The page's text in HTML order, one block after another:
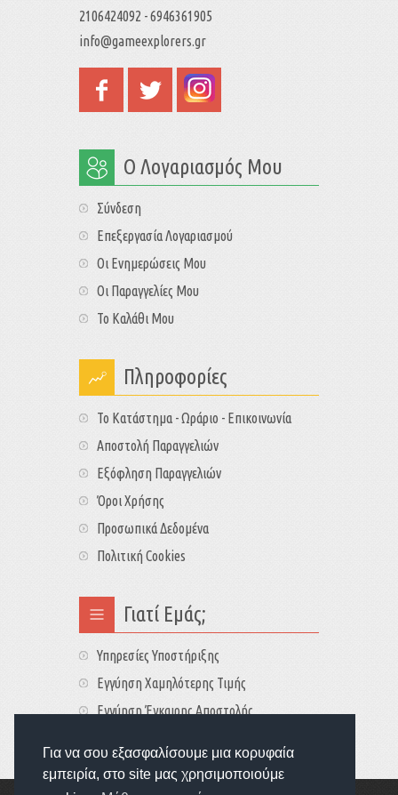
Για να σου εξασφαλίσουμε μια κορυφαία
εμπειρία, στο site μας χρησιμοποιούμε
2106424092 - 6946361905
info@gameexplorers.gr
Ο Λογαριασμός Μου
Σύνδεση
Επεξεργασία Λογαριασμού
Οι Ενημερώσεις Μου
Οι Παραγγελίες Μου
Το Καλάθι Μου
Πληροφορίες
Το Κατάστημα - Ωράριο - Επικοινωνία
Αποστολή Παραγγελιών
Εξόφληση Παραγγελιών
Όροι Χρήσης
Προσωπικά Δεδομένα
Πολιτική Cookies
Γιατί Εμάς;
Υπηρεσίες Υποστήριξης
Εγγύηση Χαμηλότερης Τιμής
Εγγύηση Έγκαιρης Αποστολής